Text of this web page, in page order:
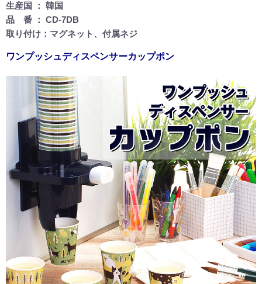
生産国 ： 韓国
品 番 ： CD-7DB
取り付け：マグネット、付属ネジ
ワンプッシュディスペンサーカップポン